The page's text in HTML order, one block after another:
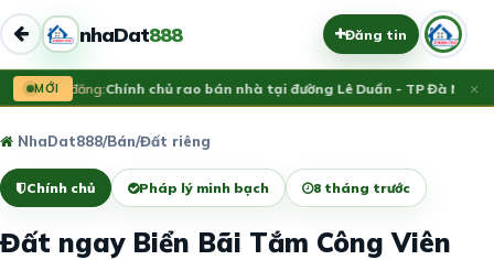
nhaDat888 Đăng tin
MỚI
Vừa đăng:Chính chủ rao bán nhà tại đường Lê Duẩn - TP Đà Nẵng;
×
NhaDat888/Bán/Đất riêng
Chính chủ Pháp lý minh bạch 8 tháng trước
Đất ngay Biển Bãi Tắm Công Viên